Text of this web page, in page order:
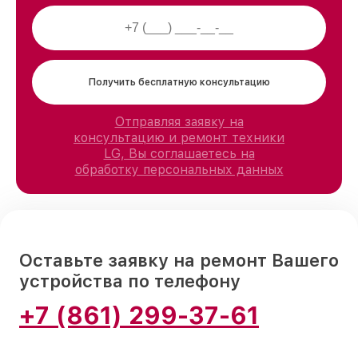
Получить бесплатную консультацию
Отправляя заявку на
консультацию и ремонт техники
LG, Вы соглашаетесь на
обработку персональных данных
Оставьте заявку на ремонт Вашего
устройства по телефону
+7 (861) 299-37-61